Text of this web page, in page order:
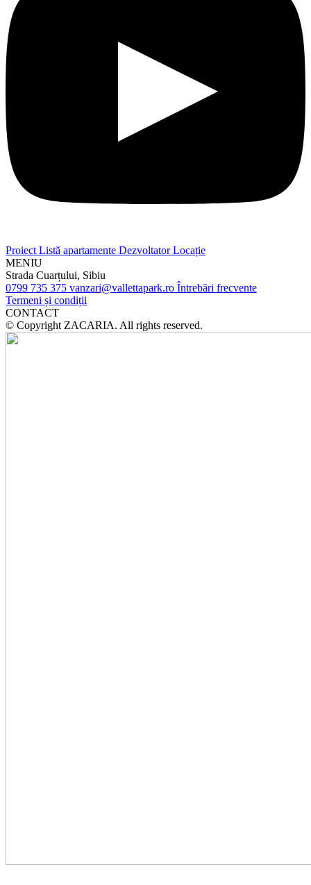
Proiect Listă apartamente DezvoltatorLocație
MENIU
Strada Cuarțului, Sibiu
0799 735 375 vanzari@vallettapark.ro Întrebări frecvente
Termeni și condiții
CONTACT
© Copyright ZACARIA. All rights reserved.